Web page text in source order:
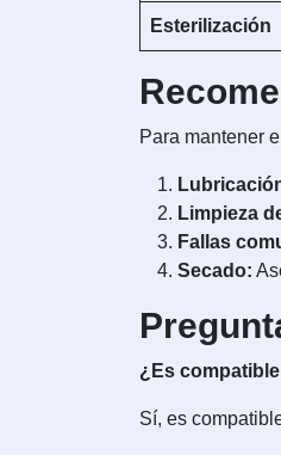
Esterilización
Para mantener el
Limpieza
Fallas
Secado:
¿Es
Sí, es